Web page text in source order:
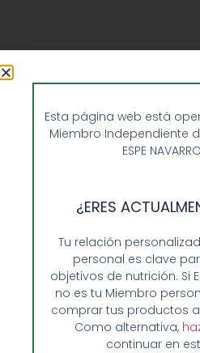
Opiniones de Clientes
Sobre Nosotros y Herbalife
Ventajas de Comprar en
Esta página web está
Miembro Independiente
ESPE
¿ERES
Tu relación
personal es clave
objetivos de nutrición. Si
no es tu Miembro
comprar tus productos
Como alternativa,
continuar en